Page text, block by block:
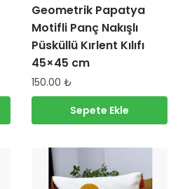
Geometrik Papatya
Motifli Panç Nakışlı
Püsküllü Kırlent Kılıfı
45×45 cm
150.00 ₺
Sepete Ekle